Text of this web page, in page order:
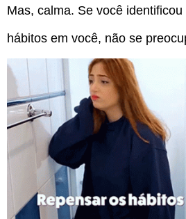
Mas, calma. Se você
hábitos em você, não se